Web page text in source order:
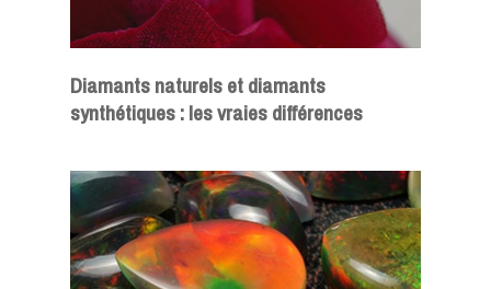
Diamants naturels et diamants
synthétiques : les vraies différences